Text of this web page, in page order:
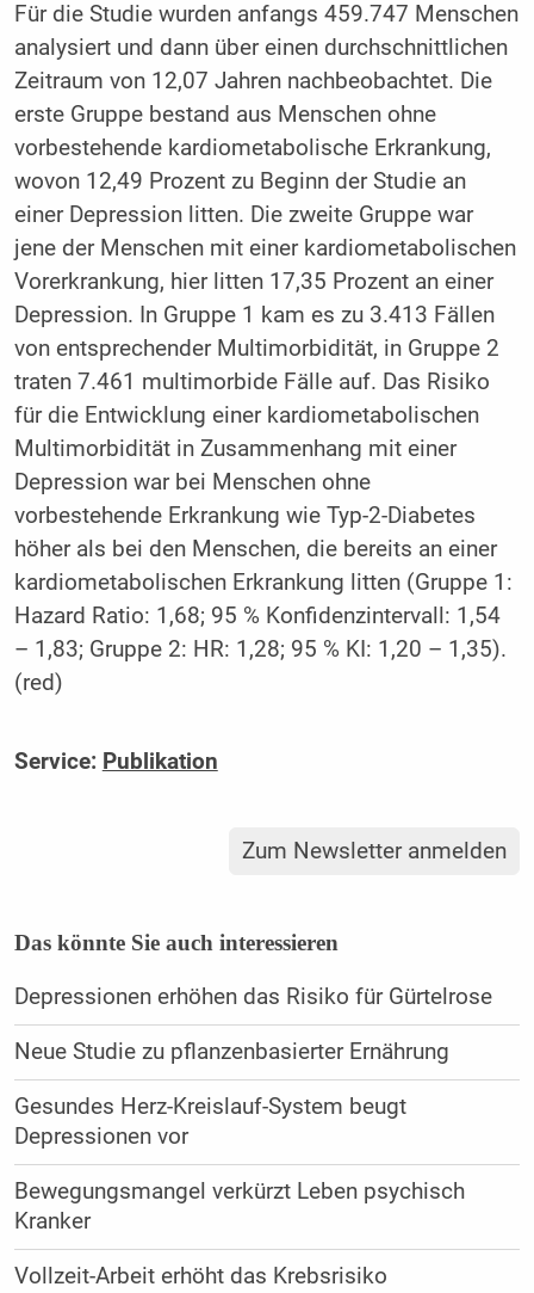
Für die Studie wurden anfangs 459.747 Menschen
analysiert und dann über einen durchschnittlichen
Zeitraum von 12,07 Jahren nachbeobachtet. Die
erste Gruppe bestand aus Menschen ohne
vorbestehende kardiometabolische Erkrankung,
wovon 12,49 Prozent zu Beginn der Studie an
einer Depression litten. Die zweite Gruppe war
jene der Menschen mit einer kardiometabolischen
Vorerkrankung, hier litten 17,35 Prozent an einer
Depression. In Gruppe 1 kam es zu 3.413 Fällen
von entsprechender Multimorbidität, in Gruppe 2
traten 7.461 multimorbide Fälle auf. Das Risiko
für die Entwicklung einer kardiometabolischen
Multimorbidität in Zusammenhang mit einer
Depression war bei Menschen ohne
vorbestehende Erkrankung wie Typ-2-Diabetes
höher als bei den Menschen, die bereits an einer
kardiometabolischen Erkrankung litten (Gruppe 1:
Hazard Ratio: 1,68; 95 % Konfidenzintervall: 1,54
– 1,83; Gruppe 2: HR: 1,28; 95 % KI: 1,20 – 1,35).
(red)
Service: Publikation
Zum Newsletter anmelden
Das könnte Sie auch interessieren
Depressionen erhöhen das Risiko für Gürtelrose
Neue Studie zu pflanzenbasierter Ernährung
Gesundes Herz-Kreislauf-System beugt
Depressionen vor
Bewegungsmangel verkürzt Leben psychisch
Kranker
Vollzeit-Arbeit erhöht das Krebsrisiko